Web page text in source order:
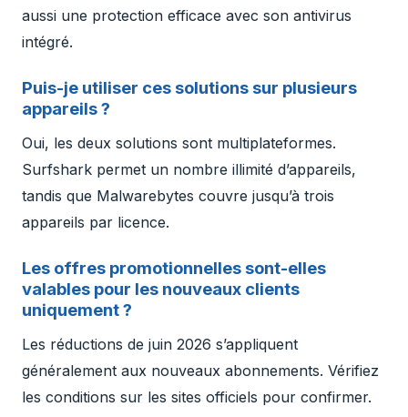
aussi une protection efficace avec son antivirus
intégré.
Puis-je utiliser ces solutions sur plusieurs
appareils ?
Oui, les deux solutions sont multiplateformes.
Surfshark permet un nombre illimité d’appareils,
tandis que Malwarebytes couvre jusqu’à trois
appareils par licence.
Les offres promotionnelles sont-elles
valables pour les nouveaux clients
uniquement ?
Les réductions de juin 2026 s’appliquent
généralement aux nouveaux abonnements. Vérifiez
les conditions sur les sites officiels pour confirmer.